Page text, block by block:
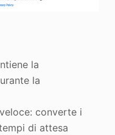
la
la
converte i
di attesa